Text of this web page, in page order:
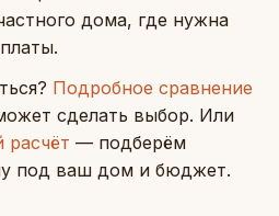
дома, где нужна
Подробное сравнение
сделать выбор. Или
расчёт — подберём
под ваш дом и бюджет.